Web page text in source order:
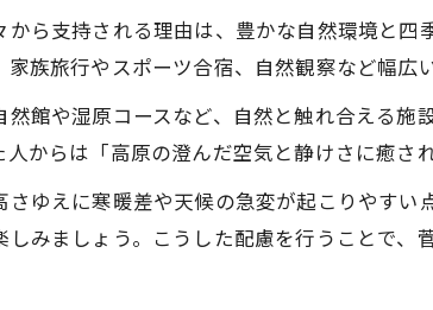
から支持される理由は、豊かな自然環境と
家族旅行やスポーツ合宿、自然観察など幅広
然館や湿原コースなど、自然と触れ合える
人からは「高原の澄んだ空気と静けさに癒さ
さゆえに寒暖差や天候の急変が起こりやす
みましょう。こうした配慮を行うことで、